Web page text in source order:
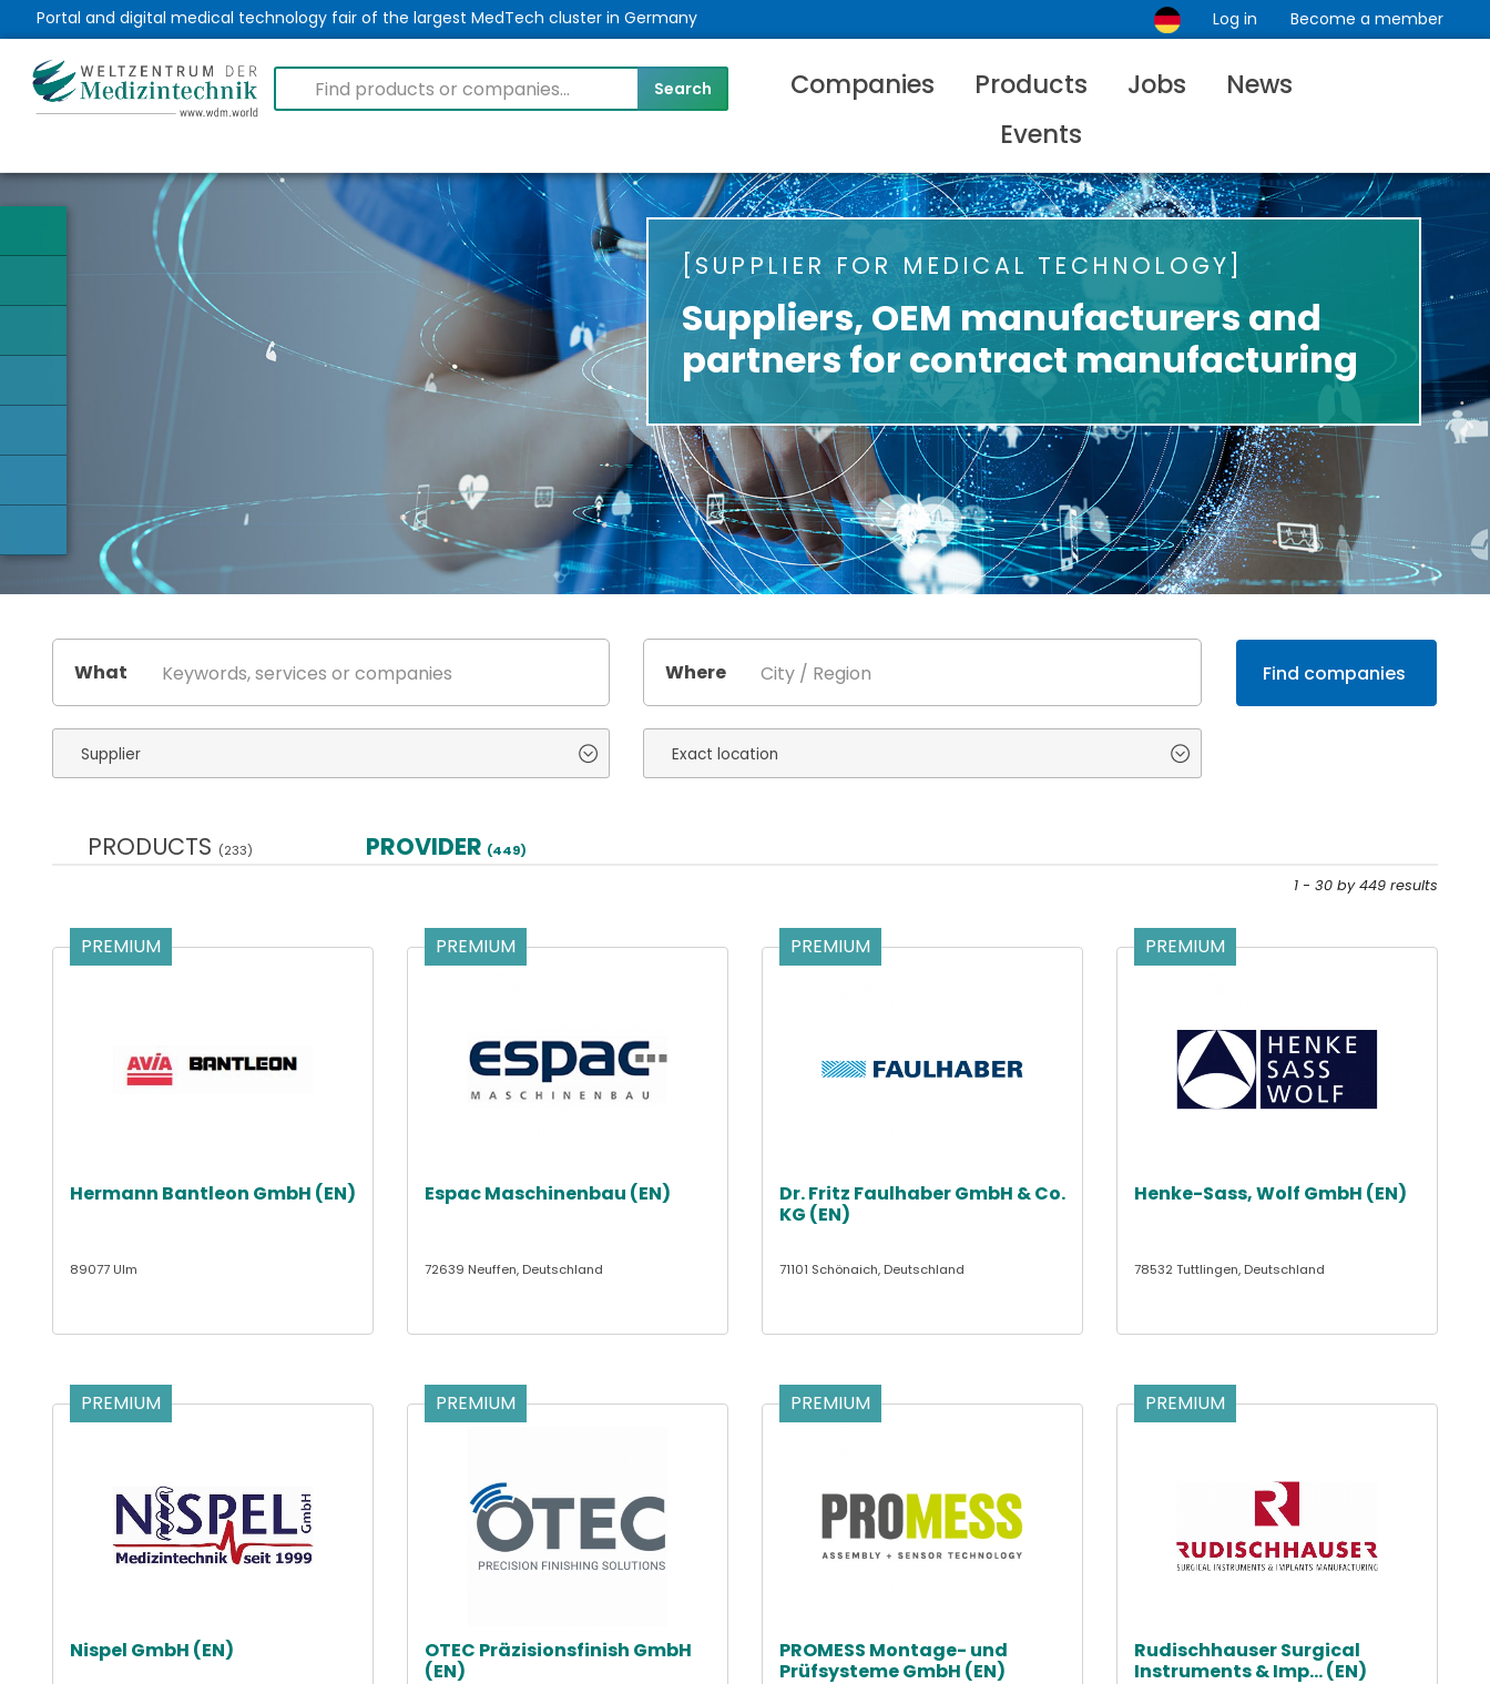
Portal and digital medical technology fair of the largest MedTech cluster in Germany Log in Become a member
Companies Products Jobs
News
Events
SUPPLIER FOR MEDICAL TECHNOLOGY
Suppliers, OEM manufacturers and
partners for contract manufacturing
What Where
PRODUCTS (233) PROVIDER (449)
1 - 30 by 449 results
PREMIUM
Hermann Bantleon GmbH (EN)
89077 Ulm
PREMIUM
Espac Maschinenbau (EN)
72639 Neuffen, Deutschland
PREMIUM
Dr. Fritz Faulhaber GmbH & Co.
KG (EN)
71101 Schönaich, Deutschland
PREMIUM
Henke-Sass, Wolf GmbH (EN)
78532 Tuttlingen, Deutschland
PREMIUM
Nispel GmbH (EN)
PREMIUM
OTEC Präzisionsfinish GmbH
(EN)
PREMIUM
PROMESS Montage- und
Prüfsysteme GmbH (EN)
PREMIUM
Rudischhauser Surgical
Instruments & Imp... (EN)